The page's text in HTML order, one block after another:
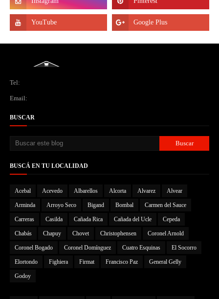
Tel:
Email:
BUSCAR
BUSCÁ EN TU LOCALIDAD
Acebal Acevedo Albarellos Alcorta Alvarez Alvear
Arminda Arroyo Seco Bigand Bombal Carmen del Sauce
Carreras Casilda Cañada Rica Cañada del Ucle Cepeda
Chabás Chapuy Chovet Christophensen Coronel Arnold
Coronel Bogado Coronel Domínguez Cuatro Esquinas El Socorro
Elortondo Fighiera Firmat Francisco Paz General Gelly
Godoy